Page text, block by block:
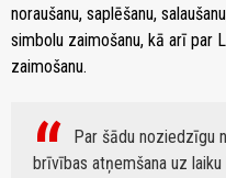
noraušanu, saplēšanu,
simbolu zaimošanu, kā arī par
zaimošanu.
Par šādu noziedzīgu
brīvības atņemšana uz